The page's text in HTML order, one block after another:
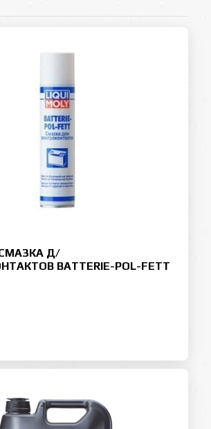
СМАЗКА Д/
BATTERIE-POL-FETT